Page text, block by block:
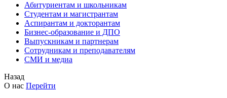
Абитуриентам и школьникам
Студентам и магистрантам
Аспирантам и докторантам
Бизнес-образование и ДПО
Выпускникам и партнерам
Сотрудникам и преподавателям
СМИ и медиа
Назад
О нас Перейти